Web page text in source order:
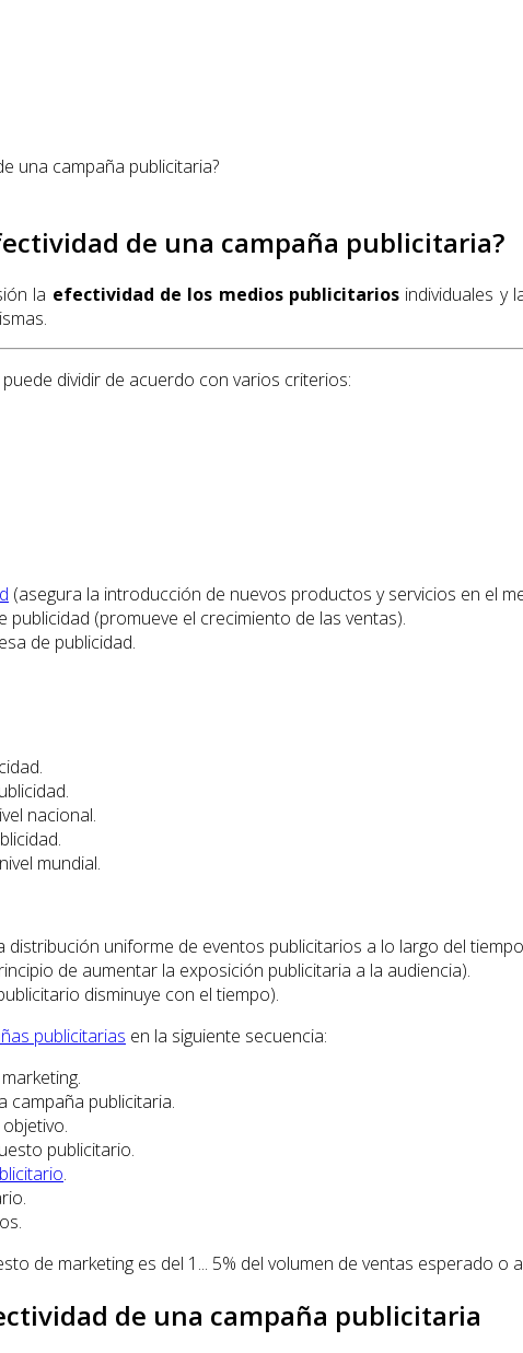
de una campaña publicitaria?
la efectividad de los medios publicitarios individuales y
puede dividir de acuerdo con varios criterios:
(asegura la introducción de nuevos productos y servicios en el
publicidad (promueve el crecimiento de las ventas).
de publicidad.
nacional.
mundial.
distribución uniforme de eventos publicitarios a lo largo del
de aumentar la exposición publicitaria a la audiencia).
disminuye con el tiempo).
publicitarias en la siguiente secuencia:
campaña publicitaria.
publicitario.
.
de marketing es del 1... 5% del volumen de ventas esperado o
de una campaña publicitaria